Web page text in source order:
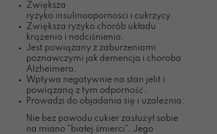
Zwiększa
ryzyko insulinooporności i cukrzycy.
Zwiększa ryzyko chorób układu
krążenia i nadciśnienia.
Jest powiązany z zaburzeniami
poznawczymi jak demencja i choroba
Alzheimera.
Wpływa negatywnie na stan jelit i
powiązaną z tym odporność.
Prowadzi do objadania się i uzależnia.
Nie bez powodu cukier zasłużył sobie
na miano "białej śmierci". Jego